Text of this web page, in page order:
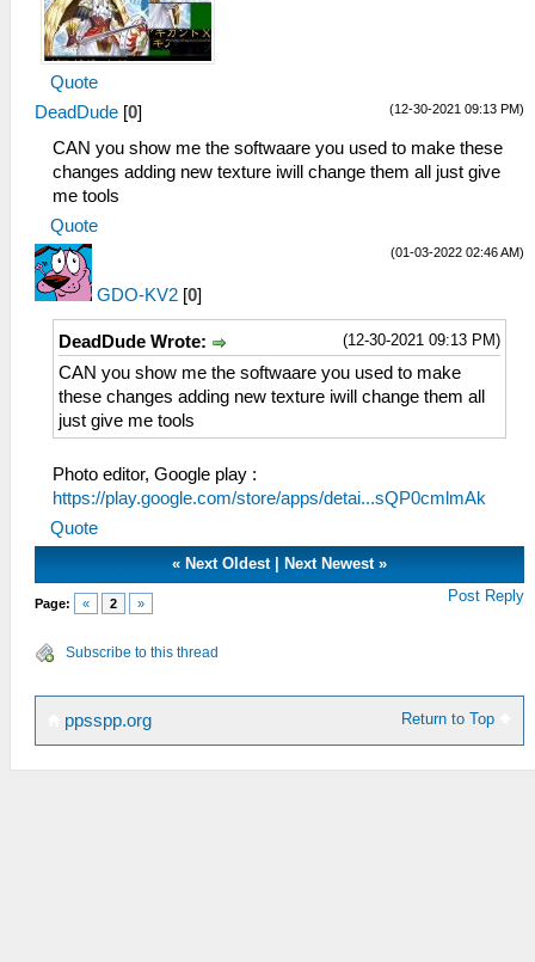
Quote
(12-30-2021 09:13 PM)
DeadDude [0]
CAN you show me the softwaare you used to make these
changes adding new texture iwill change them all just give
me tools
Quote
(01-03-2022 02:46 AM)
GDO-KV2 [0]
(12-30-2021 09:13 PM)
DeadDude Wrote:
CAN you show me the softwaare you used to make
these changes adding new texture iwill change them all
just give me tools
Photo editor, Google play :
https://play.google.com/store/apps/detai...sQP0cmlmAk
Quote
« Next Oldest| Next Newest»
Page: « 2 » Post Reply
Subscribe to this thread
Return to Top
ppsspp.org